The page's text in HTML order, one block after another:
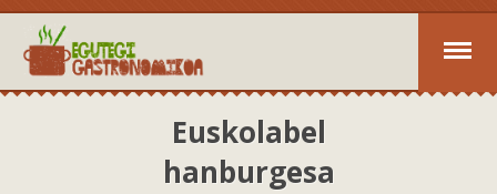
Euskolabel
hanburgesa